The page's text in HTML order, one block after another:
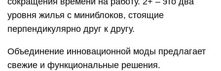
уровня жилья с миниблоков, стоящие
перпендикулярно друг к другу.
Объединение инновационной моды предлагает
свежие и функциональные решения.